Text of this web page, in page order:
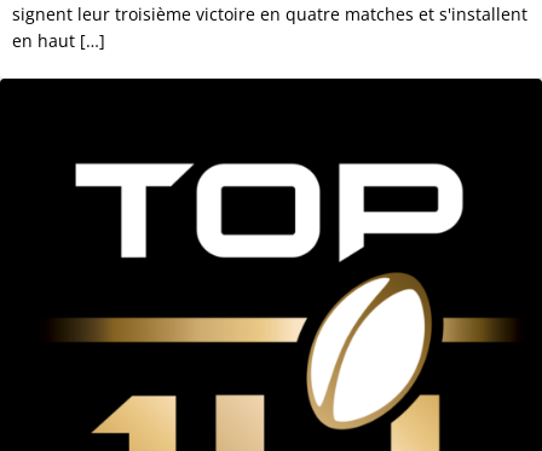
signent leur troisième victoire en quatre matches et s'installent
en haut […]